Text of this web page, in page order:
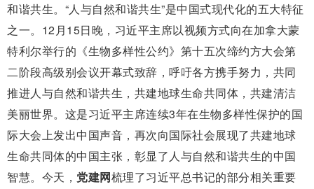
和谐共生。“人与自然和谐共生”是中国式现代化的五大特征
之一。12月15日晚，习近平主席以视频方式向在加拿大蒙
特利尔举行的《生物多样性公约》第十五次缔约方大会第
二阶段高级别会议开幕式致辞，呼吁各方携手努力，共同
推进人与自然和谐共生，共建地球生命共同体，共建清洁
美丽世界。这是习近平主席连续3年在生物多样性保护的国
际大会上发出中国声音，再次向国际社会展现了共建地球
生命共同体的中国主张，彰显了人与自然和谐共生的中国
智慧。今天， 党建网梳理了习近平总书记的部分相关重要